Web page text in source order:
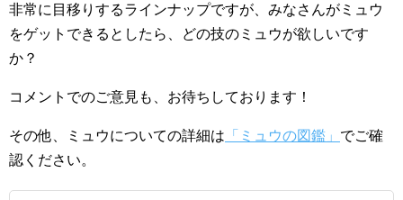
非常に目移りするラインナップですが、みなさんがミュウ
をゲットできるとしたら、どの技のミュウが欲しいです
か？
コメントでのご意見も、お待ちしております！
その他、ミュウについての詳細は 「ミュウの図鑑」 でご確
認ください。